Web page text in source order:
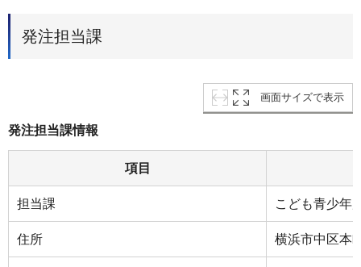
発注担当課
画面サイズで表示
発注担当課情報
項目
担当課 こども青少年
住所 横浜市中区本